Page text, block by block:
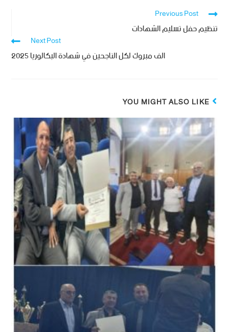
Previous Post
تنظيم حفل تسليم الشهادات
Next Post
الف مبروك لكل الناجحين في شهادة البكالوريا 2025
YOU MIGHT ALSO LIKE